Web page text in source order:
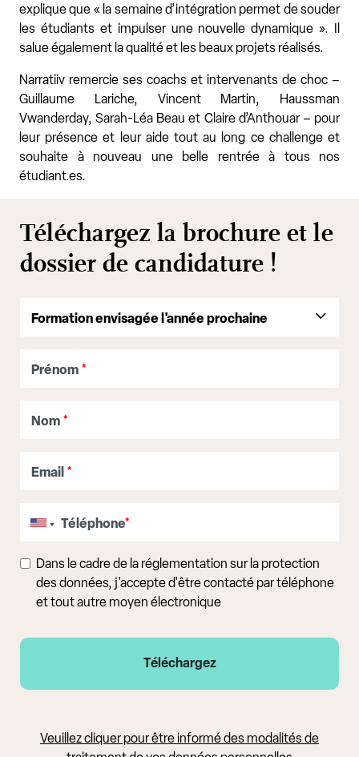
explique que « la semaine d’intégration permet de souder
les étudiants et impulser une nouvelle dynamique ». Il
salue également la qualité et les beaux projets réalisés.
Narratiiv remercie ses coachs et intervenants de choc –
Guillaume Lariche, Vincent Martin, Haussman
Vwanderday, Sarah-Léa Beau et Claire d’Anthouar – pour
leur présence et leur aide tout au long ce challenge et
souhaite à nouveau une belle rentrée à tous nos
étudiant.es.
Téléchargez la brochure et le
dossier de candidature !
Prénom *
Nom *
Email *
Téléphone*
Dans le cadre de la réglementation sur la protection
des données, j'accepte d'être contacté par téléphone
et tout autre moyen électronique
Veuillez cliquer pour être informé des modalités de